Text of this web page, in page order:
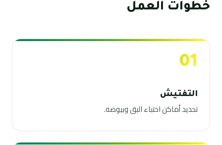
خطوات العمل
01
التفتيش
تحديد أماكن اختباء البق وبيوضه.